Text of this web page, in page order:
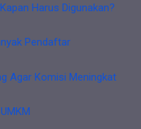
Harus Digunakan?
Pendaftar
Agar Komisi Meningkat